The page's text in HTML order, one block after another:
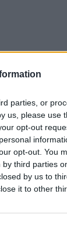
parties, or
us, please use
opt-out
opt-out. You
third parties
by us to
it to other